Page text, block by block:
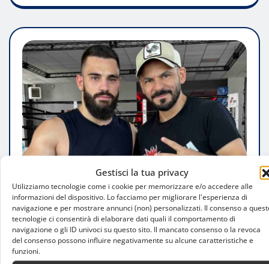
Gestisci la tua privacy
Utilizziamo tecnologie come i cookie per memorizzare e/o accedere alle
informazioni del dispositivo. Lo facciamo per migliorare l'esperienza di
navigazione e per mostrare annunci (non) personalizzati. Il consenso a
tecnologie ci consentirà di elaborare dati quali il comportamento di
navigazione o gli ID univoci su questo sito. Il mancato consenso o la revoca
del consenso possono influire negativamente su alcune caratteristiche e
funzioni.
ATTUALITÀ
Biagio Grimaldi riparte dal Francis
Boxing Team: ritorno sul ring a Milano